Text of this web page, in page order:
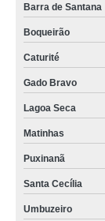
Barra de Santana
Boqueirão
Caturité
Gado Bravo
Lagoa Seca
Matinhas
Puxinanã
Santa Cecília
Umbuzeiro